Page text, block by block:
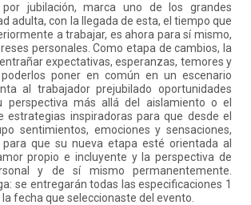
jubilación, marca uno de los grandes
adulta, con la llegada de esta, el tiempo que
a trabajar, es ahora para sí mismo,
personales. Como etapa de cambios, la
expectativas, esperanzas, temores y
poner en común en un escenario
al trabajador prejubilado oportunidades
perspectiva más allá del aislamiento o el
inspiradoras para que desde el
sentimientos, emociones y sensaciones,
que su nueva etapa esté orientada al
propio e incluyente y la perspectiva de
y de sí mismo permanentemente.
se entregarán todas las especificaciones 1
fecha que seleccionaste del evento.